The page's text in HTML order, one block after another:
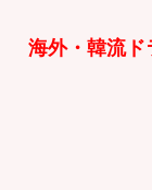
海外・韓流ド